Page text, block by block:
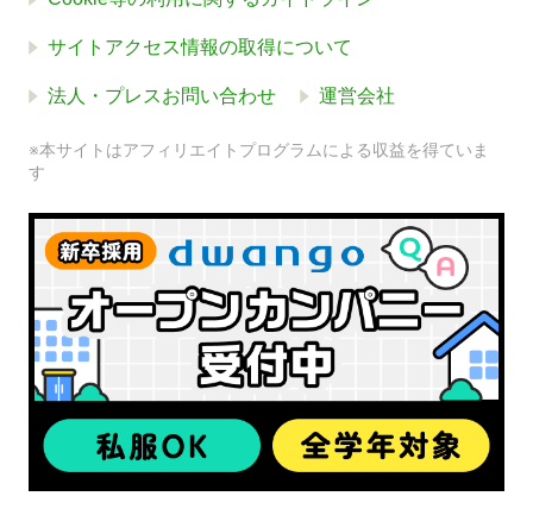
サイトアクセス情報の取得について
法人・プレスお問い合わせ 運営会社
※本サイトはアフィリエイトプログラムによる収益を得ていま
す